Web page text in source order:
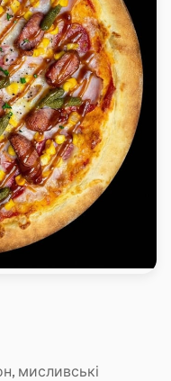
мисливські